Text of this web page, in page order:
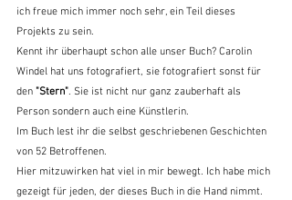
ich freue mich immer noch sehr, ein Teil dieses
Projekts zu sein.
Kennt ihr überhaupt schon alle unser Buch? Carolin
Windel hat uns fotografiert, sie fotografiert sonst für
den "Stern". Sie ist nicht nur ganz zauberhaft als
Person sondern auch eine Künstlerin.
Im Buch lest ihr die selbst geschriebenen Geschichten
von 52 Betroffenen.
Hier mitzuwirken hat viel in mir bewegt. Ich habe mich
gezeigt für jeden, der dieses Buch in die Hand nimmt.